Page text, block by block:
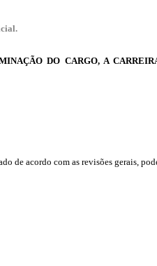
DO CARGO, A
de acordo com as revisões gerais,